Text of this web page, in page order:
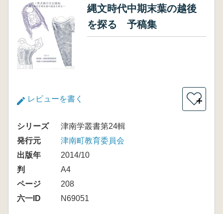
縄文時代中期末葉の越後
を探る 予稿集
レビューを書く ＋
シリーズ
津南学叢書第24輯
発行元
津南町教育委員会
出版年
2014/10
判
A4
ページ
208
六一ID
N69051